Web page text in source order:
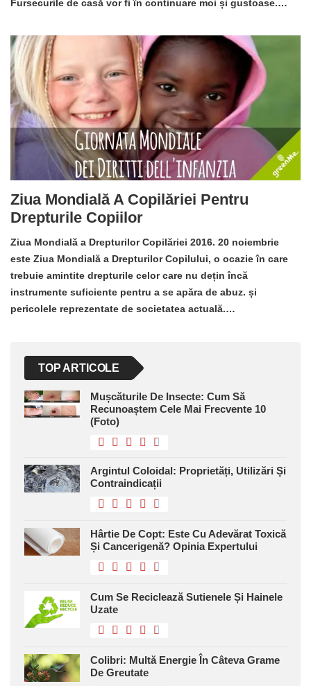
Fursecurile de casă vor fi în continuare moi și gustoase.…
Ziua Mondială A Copilăriei Pentru
Drepturile Copiilor
Ziua Mondială a Drepturilor Copilăriei 2016. 20 noiembrie
este Ziua Mondială a Drepturilor Copilului, o ocazie în care
trebuie amintite drepturile celor care nu dețin încă
instrumente suficiente pentru a se apăra de abuz. și
pericolele reprezentate de societatea actuală.…
TOP ARTICOLE
Mușcăturile De Insecte: Cum Să
Recunoaștem Cele Mai Frecvente 10
(foto)
Argintul Coloidal: Proprietăți, Utilizări Și
Contraindicații
Hârtie De Copt: Este Cu Adevărat Toxică
Și Cancerigenă? Opinia Expertului
Cum Se Reciclează Sutienele Și Hainele
Uzate
Colibri: Multă Energie În Câteva Grame
De Greutate